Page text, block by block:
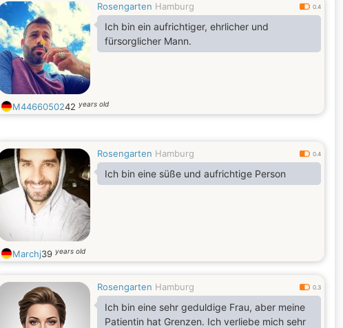
Rosengarten Hamburg 0.4
Ich bin ein aufrichtiger, ehrlicher und
fürsorglicher Mann.
M4466050242 years old
Rosengarten Hamburg 0.4
Ich bin eine süße und aufrichtige Person
Marchj39 years old
Rosengarten Hamburg 0.3
Ich bin eine sehr geduldige Frau, aber meine
Patientin hat Grenzen. Ich verliebe mich sehr